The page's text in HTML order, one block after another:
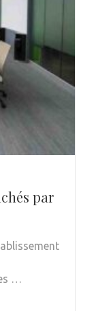
par
…